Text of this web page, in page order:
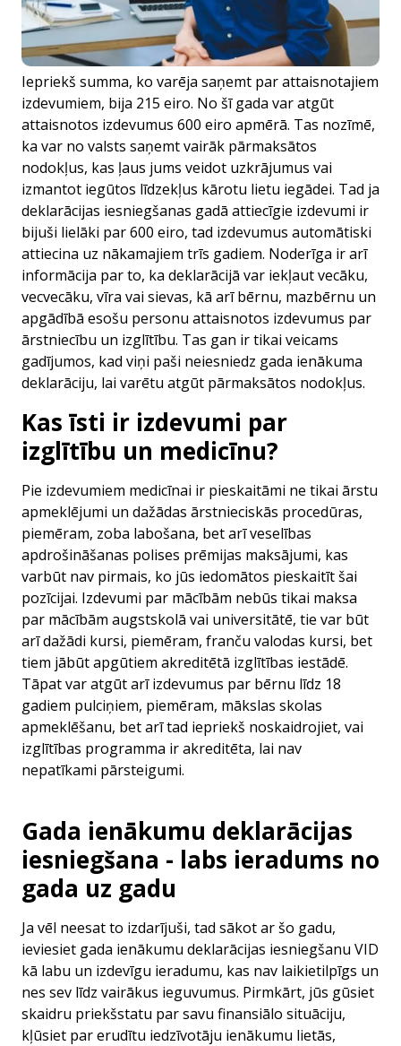
Iepriekš summa, ko varēja saņemt par attaisnotajiem
izdevumiem, bija 215 eiro. No šī gada var atgūt
attaisnotos izdevumus 600 eiro apmērā. Tas nozīmē,
ka var no valsts saņemt vairāk pārmaksātos
nodokļus, kas ļaus jums veidot uzkrājumus vai
izmantot iegūtos līdzekļus kārotu lietu iegādei. Tad ja
deklarācijas iesniegšanas gadā attiecīgie izdevumi ir
bijuši lielāki par 600 eiro, tad izdevumus automātiski
attiecina uz nākamajiem trīs gadiem. Noderīga ir arī
informācija par to, ka deklarācijā var iekļaut vecāku,
vecvecāku, vīra vai sievas, kā arī bērnu, mazbērnu un
apgādībā esošu personu attaisnotos izdevumus par
ārstniecību un izglītību. Tas gan ir tikai veicams
gadījumos, kad viņi paši neiesniedz gada ienākuma
deklarāciju, lai varētu atgūt pārmaksātos nodokļus.
Kas īsti ir izdevumi par
izglītību un medicīnu?
Pie izdevumiem medicīnai ir pieskaitāmi ne tikai ārstu
apmeklējumi un dažādas ārstnieciskās procedūras,
piemēram, zoba labošana, bet arī veselības
apdrošināšanas polises prēmijas maksājumi, kas
varbūt nav pirmais, ko jūs iedomātos pieskaitīt šai
pozīcijai. Izdevumi par mācībām nebūs tikai maksa
par mācībām augstskolā vai universitātē, tie var būt
arī dažādi kursi, piemēram, franču valodas kursi, bet
tiem jābūt apgūtiem akreditētā izglītības iestādē.
Tāpat var atgūt arī izdevumus par bērnu līdz 18
gadiem pulciņiem, piemēram, mākslas skolas
apmeklēšanu, bet arī tad iepriekš noskaidrojiet, vai
izglītības programma ir akreditēta, lai nav
nepatīkami pārsteigumi.
Gada ienākumu deklarācijas
iesniegšana - labs ieradums no
gada uz gadu
Ja vēl neesat to izdarījuši, tad sākot ar šo gadu,
ieviesiet gada ienākumu deklarācijas iesniegšanu VID
kā labu un izdevīgu ieradumu, kas nav laikietilpīgs un
nes sev līdz vairākus ieguvumus. Pirmkārt, jūs gūsiet
skaidru priekšstatu par savu finansiālo situāciju,
kļūsiet par erudītu iedzīvotāju ienākumu lietās,